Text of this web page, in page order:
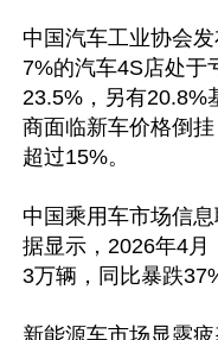
中国汽车工业协会
7%的汽车4S店处于
23.5%，另有20.8%
商面临新车价格倒
超过15%。
中国乘用车市场信
据显示，2026年4月
3万辆，同比暴跌
新能源车市场显露